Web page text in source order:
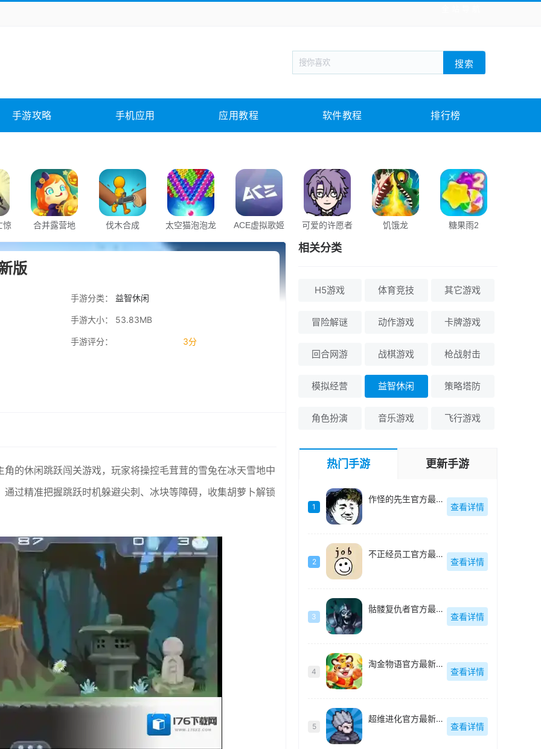
新闻阅读 旅游出行 生活实用
战棋游戏 枪战射击 模拟经营
相关 应用软件 影音软件 插件下载 教育教学 游戏娱乐 系统软件 素材下载
其它
搜索
手游攻略 手机应用 应用教程 软件教程 排行榜
惊 合并露营地 伐木合成 太空猫泡泡龙 ACE虚拟歌姬 可爱的许愿者 饥饿龙 糖果雨2
版
手游分类： 益智休闲
手游大小： 53.83MB
手游评分： 3分
的休闲跳跃闯关游戏，玩家将操控毛茸茸的雪兔在冰天雪地中
过精准把握跳跃时机躲避尖刺、冰块等障碍，收集胡萝卜解锁
相关分类
H5游戏 体育竞技 其它游戏
冒险解谜 动作游戏 卡牌游戏
回合网游 战棋游戏 枪战射击
模拟经营 益智休闲 策略塔防
角色扮演 音乐游戏 飞行游戏
热门手游 更新手游
1
作怪的先生官方最新版-v1.0.0
查看详情
2
不正经员工官方最新版-v1.15
查看详情
3
骷髅复仇者官方最新版-v1.0.7.4
查看详情
4
淘金物语官方最新版-v1.0.4
查看详情
5
超维进化官方最新版-v1.3
查看详情